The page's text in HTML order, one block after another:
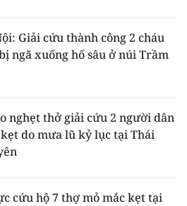
Giải cứu thành công 2 cháu
ngã xuống hố sâu ở núi Trầm
nghẹt thở giải cứu 2 người dân
do mưa lũ kỷ lục tại Thái
cứu hộ 7 thợ mỏ mắc kẹt tại